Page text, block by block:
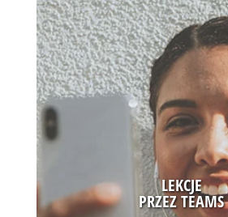
Cieszę się, że trafiliście na
LEKCJE
PRZEZ TEAMS